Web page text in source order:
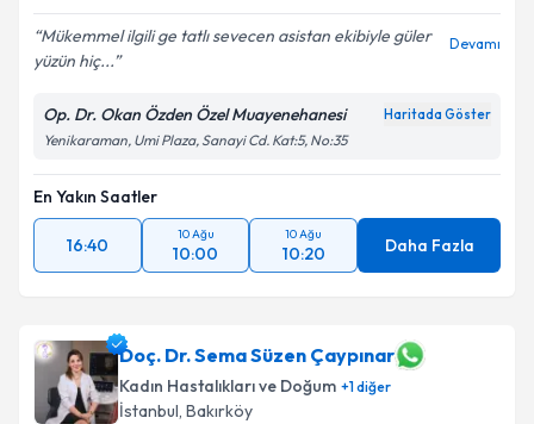
Kişisel verilerimin işlenmesine ilişkinAydınlatma
Metni
Takvim Talebini Gönder
Mükemmel ilgili ge tatlı sevecen asistan ekibiyle güler
yüzün hiç...
Devamı
Op. Dr. Okan Özden Özel Muayenehanesi Haritada Göster
Yenikaraman, Umi Plaza, Sanayi Cd. Kat:5, No:35
En Yakın Saatler
16:40
10 Ağu
10:00
10 Ağu
10:20 Daha Fazla
Doç. Dr. Sema Süzen Çaypınar
Kadın Hastalıkları ve Doğum +1diğer
İstanbul, Bakırköy